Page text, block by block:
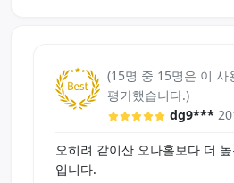
(15명 중 15명은 이 사
평가했습니다.)
dg9***
오히려 같이산 오나홀보다 더
입니다.